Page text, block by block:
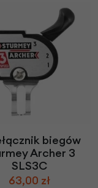
biegów
Archer 3
SLS3C
63,00 zł